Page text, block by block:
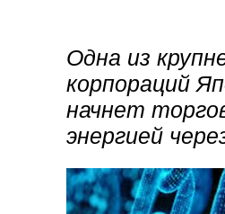
Одна из
корпораций
начнет
энергией